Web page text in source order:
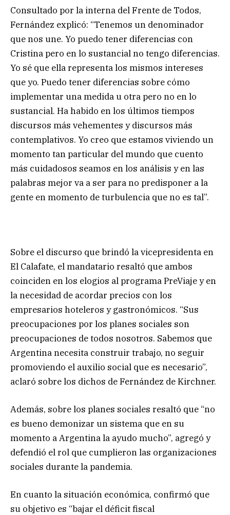
Consultado por la interna del Frente de Todos,
Fernández explicó: “Tenemos un denominador
que nos une. Yo puedo tener diferencias con
Cristina pero en lo sustancial no tengo diferencias.
Yo sé que ella representa los mismos intereses
que yo. Puedo tener diferencias sobre cómo
implementar una medida u otra pero no en lo
sustancial. Ha habido en los últimos tiempos
discursos más vehementes y discursos más
contemplativos. Yo creo que estamos viviendo un
momento tan particular del mundo que cuento
más cuidadosos seamos en los análisis y en las
palabras mejor va a ser para no predisponer a la
gente en momento de turbulencia que no es tal”.
Sobre el discurso que brindó la vicepresidenta en
El Calafate, el mandatario resaltó que ambos
coinciden en los elogios al programa PreViaje y en
la necesidad de acordar precios con los
empresarios hoteleros y gastronómicos. “Sus
preocupaciones por los planes sociales son
preocupaciones de todos nosotros. Sabemos que
Argentina necesita construir trabajo, no seguir
promoviendo el auxilio social que es necesario”,
aclaró sobre los dichos de Fernández de Kirchner.
Además, sobre los planes sociales resaltó que “no
es bueno demonizar un sistema que en su
momento a Argentina la ayudo mucho”, agregó y
defendió el rol que cumplieron las organizaciones
sociales durante la pandemia.
En cuanto la situación económica, confirmó que
su objetivo es “bajar el déficit fiscal